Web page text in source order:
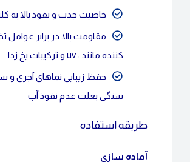
خاصیت جذب و نفوذ بالا به
مقاومت بالا در برابر عوامل
کننده مانند : uv و ترکیبات یخ زدا
حفظ زیبایی نماهای آجری و
سنگی بعلت عدم نفوذ آب
طریقه استفاده
آماده سازی